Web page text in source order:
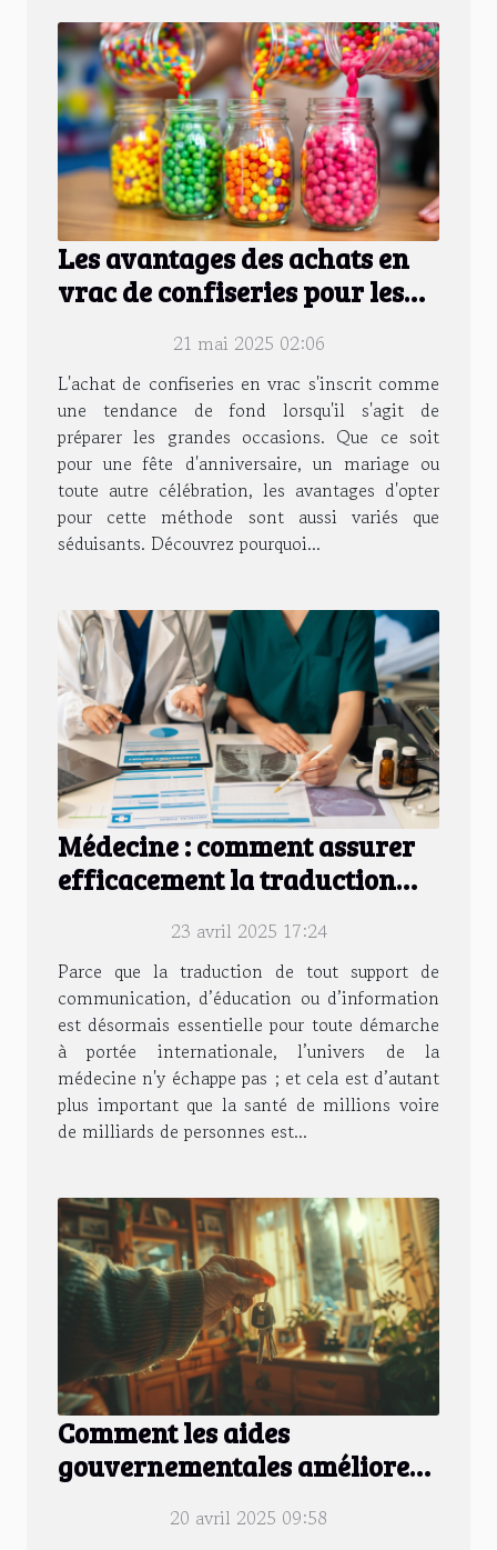
Les avantages des achats en
vrac de confiseries pour les
21 mai 2025 02:06
L'achat de confiseries en vrac s'inscrit comme
une tendance de fond lorsqu'il s'agit de
préparer les grandes occasions. Que ce soit
pour une fête d'anniversaire, un mariage ou
toute autre célébration, les avantages d'opter
pour cette méthode sont aussi variés que
séduisants. Découvrez pourquoi...
Médecine : comment assurer
efficacement la traduction
23 avril 2025 17:24
Parce que la traduction de tout support de
communication, d’éducation ou d’information
est désormais essentielle pour toute démarche
à portée internationale, l’univers de la
médecine n'y échappe pas ; et cela est d’autant
plus important que la santé de millions voire
de milliards de personnes est...
Comment les aides
gouvernementales améliorent
20 avril 2025 09:58